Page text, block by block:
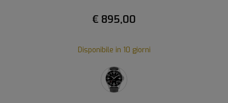
€ 895,00
Disponibile in 10 giorni